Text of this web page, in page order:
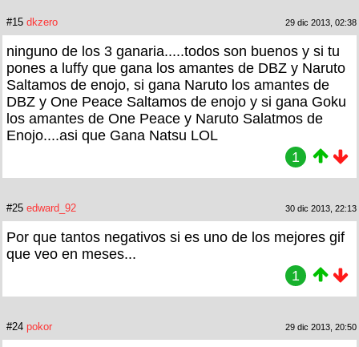
#15 dkzero 29 dic 2013, 02:38
ninguno de los 3 ganaria.....todos son buenos y si tu
pones a luffy que gana los amantes de DBZ y Naruto
Saltamos de enojo, si gana Naruto los amantes de
DBZ y One Peace Saltamos de enojo y si gana Goku
los amantes de One Peace y Naruto Salatmos de
Enojo....asi que Gana Natsu LOL
1
#25 edward_92 30 dic 2013, 22:13
Por que tantos negativos si es uno de los mejores gif
que veo en meses...
1
#24 pokor 29 dic 2013, 20:50